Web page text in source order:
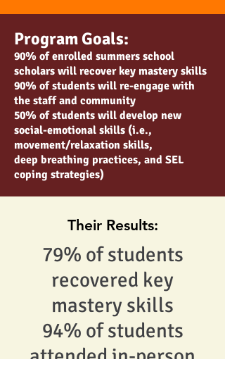
Program Goals:
90% of enrolled summers school
scholars will recover key mastery skills
90% of students will re-engage with
the staff and community
50% of students will develop new
social-emotional skills (i.e.,
movement/relaxation skills,
deep breathing practices, and SEL
coping strategies)
Their Results:
79% of students
recovered key
mastery skills
94% of students
attended in-person